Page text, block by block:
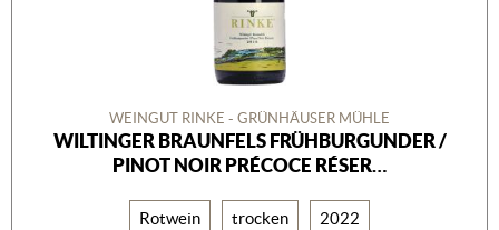
WEINGUT RINKE - GRÜNHÄUSER MÜHLE
WILTINGER BRAUNFELS FRÜHBURGUNDER /
PINOT NOIR PRÉCOCE RÉSER…
Rotwein trocken 2022